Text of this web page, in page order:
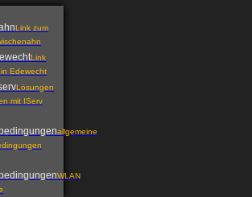
Link zum
Link
Edewecht
Lösungen
mit IServ
allgemeine
WLAN